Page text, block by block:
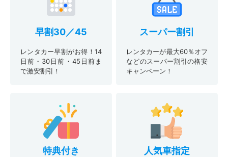
早割30／45
レンタカー早割がお得！14
日前・30日前・45日前ま
で激安割引！
スーパー割引
レンタカーが最大60％オフ
などのスーパー割引の格安
キャンペーン！
特典付き 人気車指定